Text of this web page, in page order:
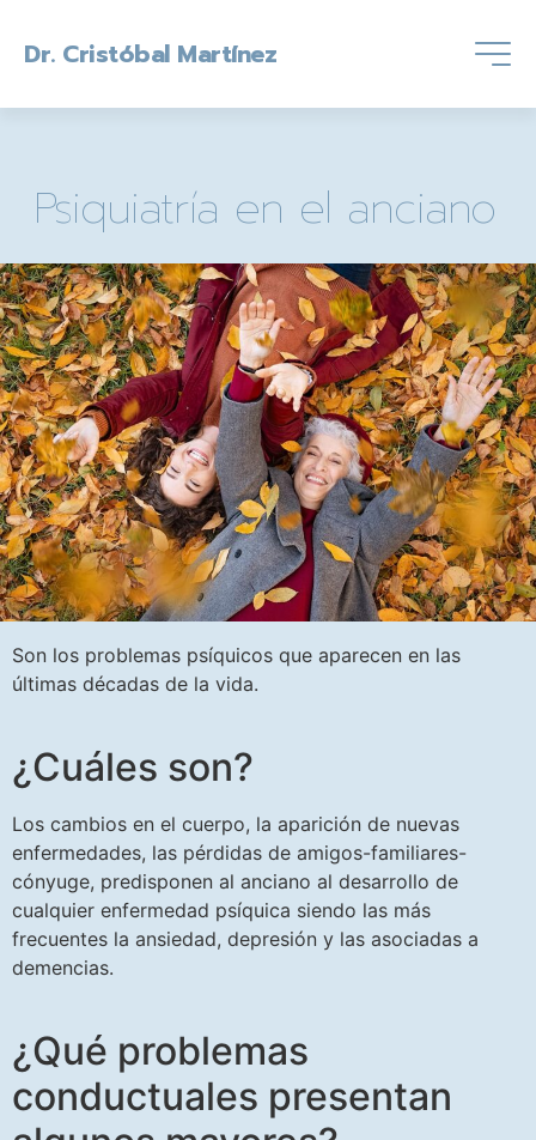
Dr. Cristóbal Martínez
Psiquiatría en el anciano
Son los problemas psíquicos que aparecen en las
últimas décadas de la vida.
¿Cuáles son?
Los cambios en el cuerpo, la aparición de nuevas
enfermedades, las pérdidas de amigos-familiares-
cónyuge, predisponen al anciano al desarrollo de
cualquier enfermedad psíquica siendo las más
frecuentes la ansiedad, depresión y las asociadas a
demencias.
¿Qué problemas
conductuales presentan